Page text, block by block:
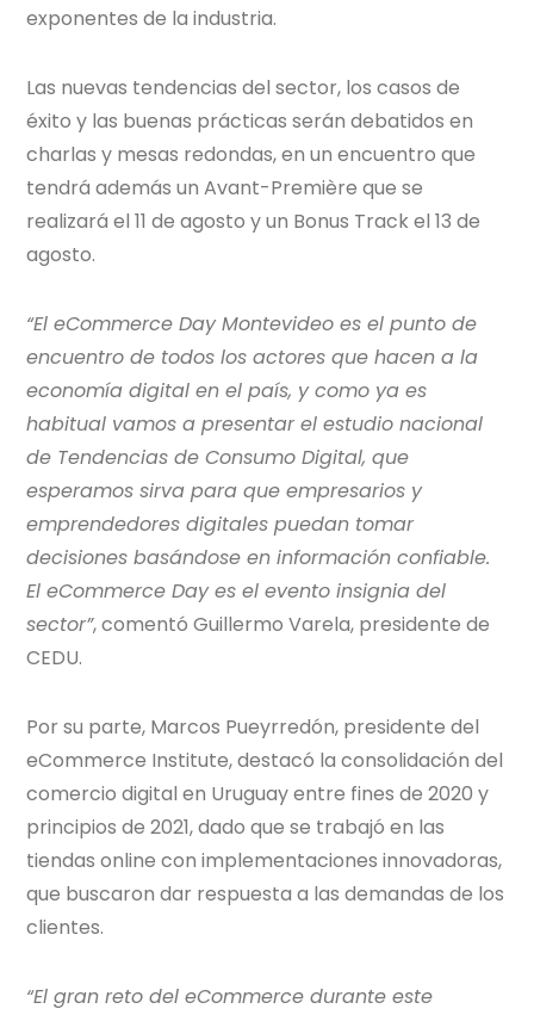
exponentes de la industria.
Las nuevas tendencias del sector, los casos de
éxito y las buenas prácticas serán debatidos en
charlas y mesas redondas, en un encuentro que
tendrá además un Avant-Première que se
realizará el 11 de agosto y un Bonus Track el 13 de
agosto.
“El eCommerce Day Montevideo es el punto de
encuentro de todos los actores que hacen a la
economía digital en el país, y como ya es
habitual vamos a presentar el estudio nacional
de Tendencias de Consumo Digital, que
esperamos sirva para que empresarios y
emprendedores digitales puedan tomar
decisiones basándose en información confiable.
El eCommerce Day es el evento insignia del
sector”, comentó Guillermo Varela, presidente de
CEDU.
Por su parte, Marcos Pueyrredón, presidente del
eCommerce Institute, destacó la consolidación del
comercio digital en Uruguay entre fines de 2020 y
principios de 2021, dado que se trabajó en las
tiendas online con implementaciones innovadoras,
que buscaron dar respuesta a las demandas de los
clientes.
“El gran reto del eCommerce durante este